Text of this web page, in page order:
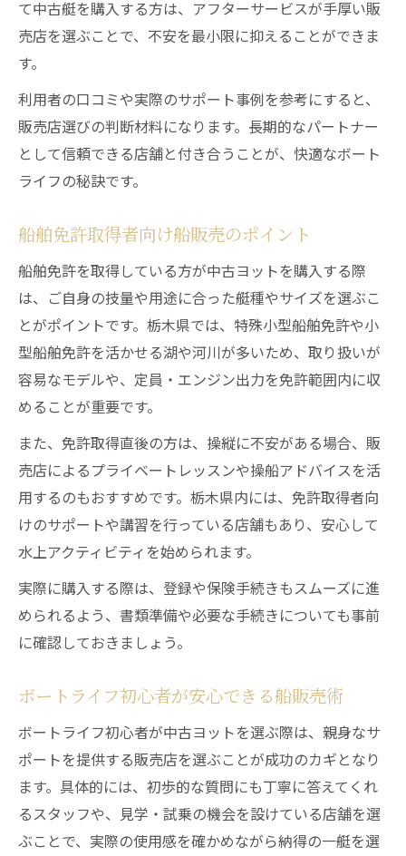
て中古艇を購入する方は、アフターサービスが手厚い販
売店を選ぶことで、不安を最小限に抑えることができま
す。
利用者の口コミや実際のサポート事例を参考にすると、
販売店選びの判断材料になります。長期的なパートナー
として信頼できる店舗と付き合うことが、快適なボート
ライフの秘訣です。
船舶免許取得者向け船販売のポイント
船舶免許を取得している方が中古ヨットを購入する際
は、ご自身の技量や用途に合った艇種やサイズを選ぶこ
とがポイントです。栃木県では、特殊小型船舶免許や小
型船舶免許を活かせる湖や河川が多いため、取り扱いが
容易なモデルや、定員・エンジン出力を免許範囲内に収
めることが重要です。
また、免許取得直後の方は、操縦に不安がある場合、販
売店によるプライベートレッスンや操船アドバイスを活
用するのもおすすめです。栃木県内には、免許取得者向
けのサポートや講習を行っている店舗もあり、安心して
水上アクティビティを始められます。
実際に購入する際は、登録や保険手続きもスムーズに進
められるよう、書類準備や必要な手続きについても事前
に確認しておきましょう。
ボートライフ初心者が安心できる船販売術
ボートライフ初心者が中古ヨットを選ぶ際は、親身なサ
ポートを提供する販売店を選ぶことが成功のカギとなり
ます。具体的には、初歩的な質問にも丁寧に答えてくれ
るスタッフや、見学・試乗の機会を設けている店舗を選
ぶことで、実際の使用感を確かめながら納得の一艇を選